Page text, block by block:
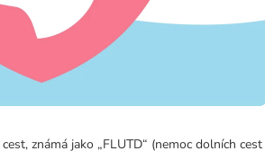
známá jako „FLUTD“ (nemoc dolních cest